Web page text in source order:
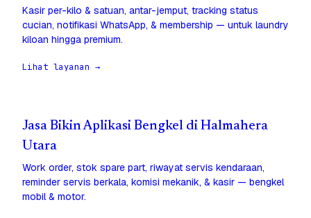
Kasir per-kilo & satuan, antar-jemput, tracking status
cucian, notifikasi WhatsApp, & membership — untuk laundry
kiloan hingga premium.
Lihat layanan →
Jasa Bikin Aplikasi Bengkel di Halmahera
Utara
Work order, stok spare part, riwayat servis kendaraan,
reminder servis berkala, komisi mekanik, & kasir — bengkel
mobil & motor.